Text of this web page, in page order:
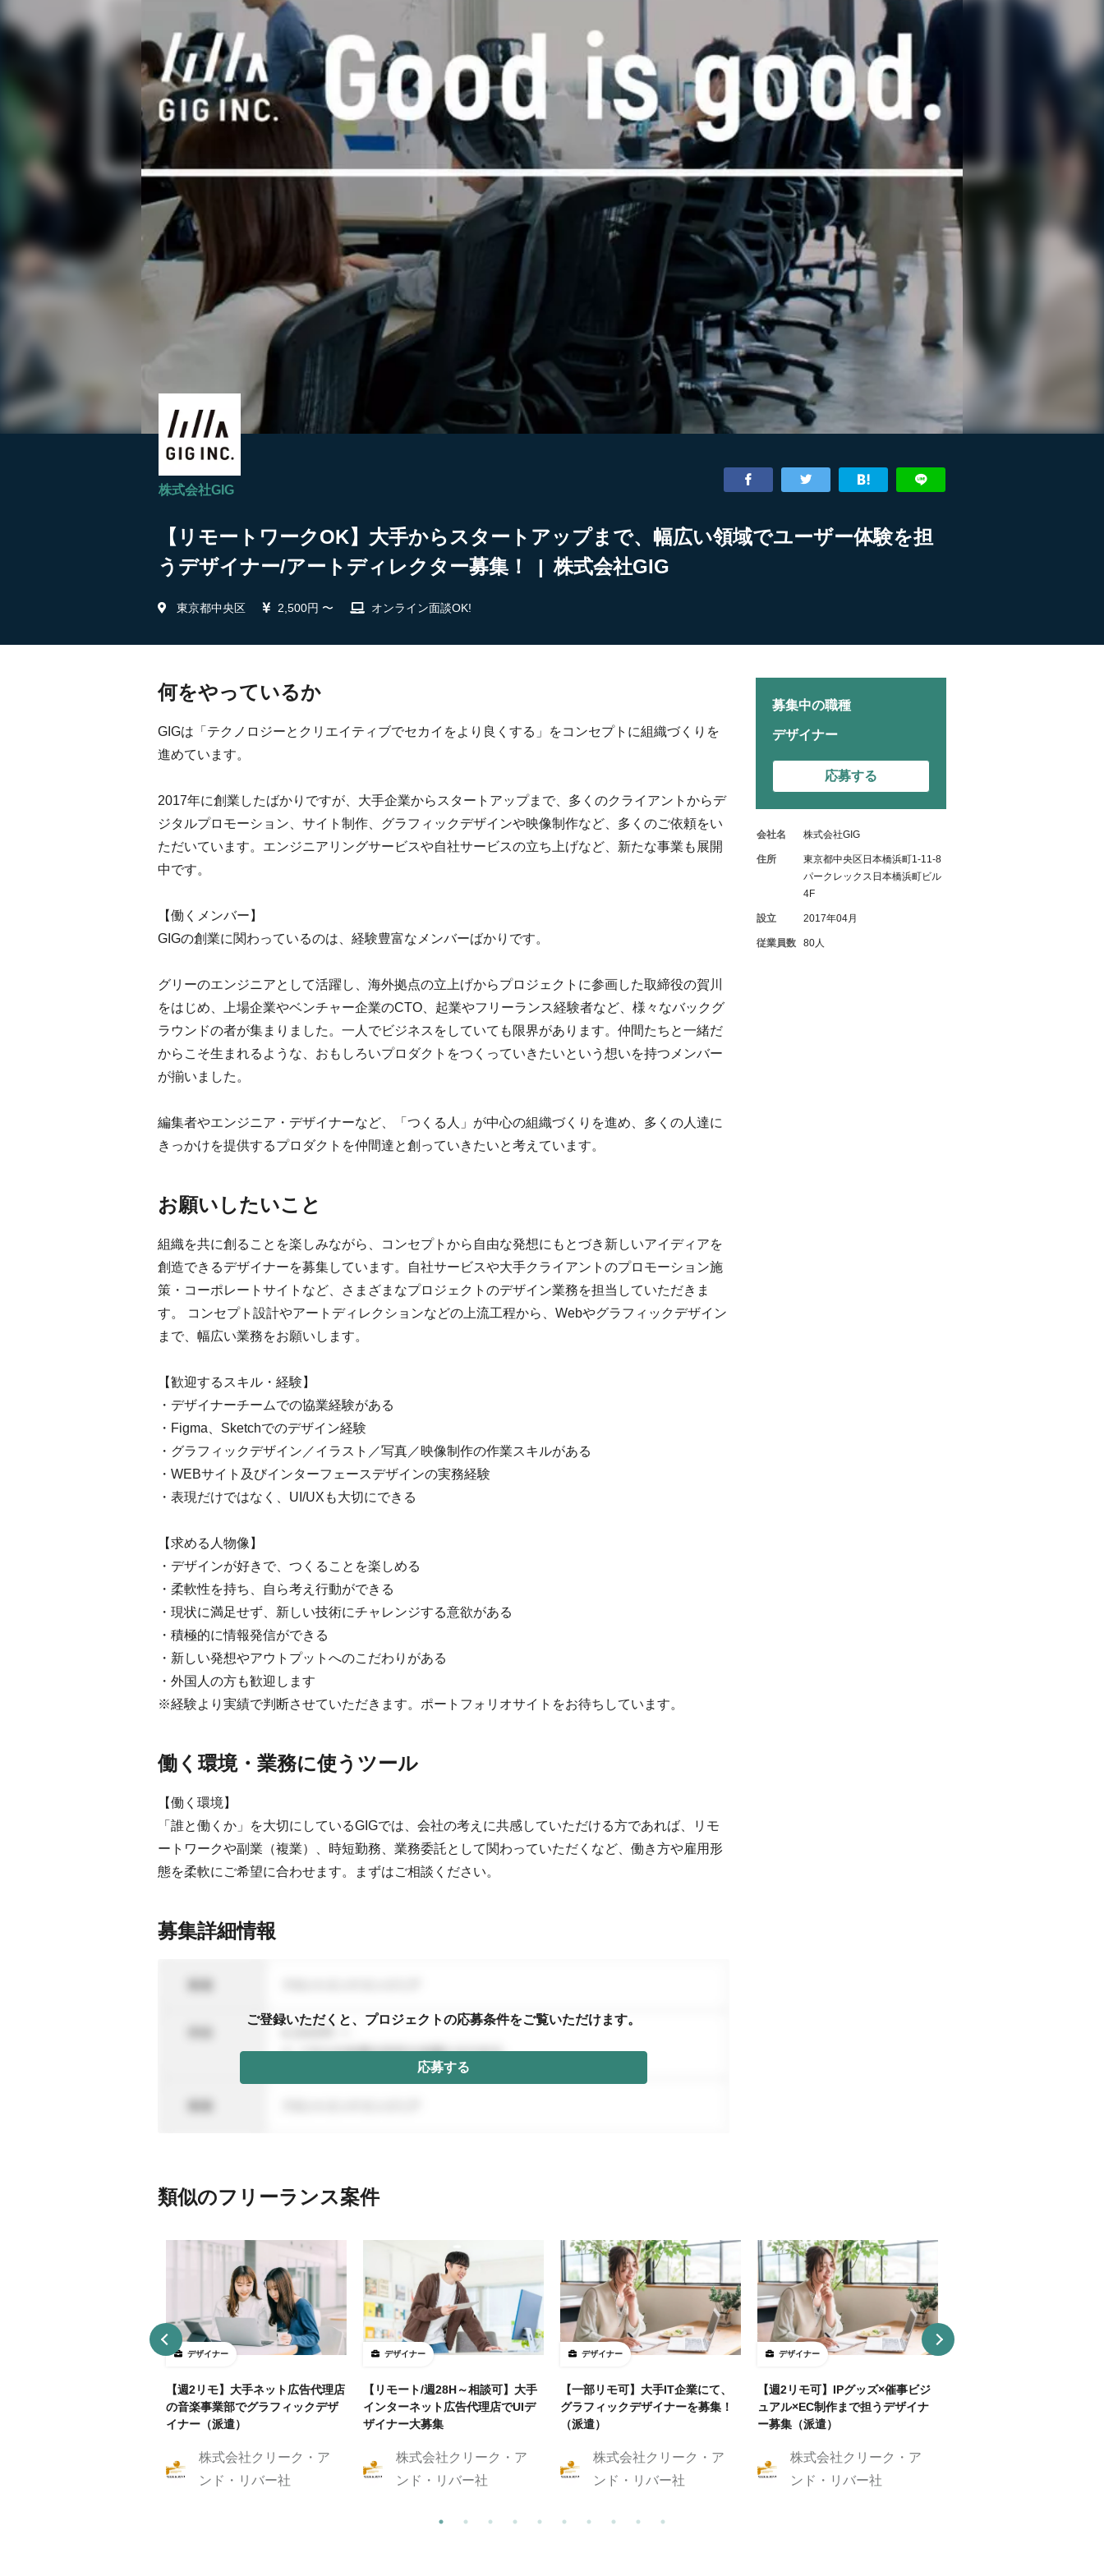
株式会社GIG
【リモートワークOK】大手からスタートアップまで、幅広い領域でユーザー体験を担
うデザイナー/アートディレクター募集！ | 株式会社GIG
東京都中央区 2,500円 〜 オンライン面談OK!
何をやっているか
GIGは「テクノロジーとクリエイティブでセカイをより良くする」をコンセプトに組織づくりを
進めています。
2017年に創業したばかりですが、大手企業からスタートアップまで、多くのクライアントからデ
ジタルプロモーション、サイト制作、グラフィックデザインや映像制作など、多くのご依頼をい
ただいています。エンジニアリングサービスや自社サービスの立ち上げなど、新たな事業も展開
中です。
【働くメンバー】
GIGの創業に関わっているのは、経験豊富なメンバーばかりです。
グリーのエンジニアとして活躍し、海外拠点の立上げからプロジェクトに参画した取締役の賀川
をはじめ、上場企業やベンチャー企業のCTO、起業やフリーランス経験者など、様々なバックグ
ラウンドの者が集まりました。一人でビジネスをしていても限界があります。仲間たちと一緒だ
からこそ生まれるような、おもしろいプロダクトをつくっていきたいという想いを持つメンバー
が揃いました。
編集者やエンジニア・デザイナーなど、「つくる人」が中心の組織づくりを進め、多くの人達に
きっかけを提供するプロダクトを仲間達と創っていきたいと考えています。
お願いしたいこと
組織を共に創ることを楽しみながら、コンセプトから自由な発想にもとづき新しいアイディアを
創造できるデザイナーを募集しています。自社サービスや大手クライアントのプロモーション施
策・コーポレートサイトなど、さまざまなプロジェクトのデザイン業務を担当していただきま
す。 コンセプト設計やアートディレクションなどの上流工程から、Webやグラフィックデザイン
まで、幅広い業務をお願いします。
【歓迎するスキル・経験】
・デザイナーチームでの協業経験がある
・Figma、Sketchでのデザイン経験
・グラフィックデザイン／イラスト／写真／映像制作の作業スキルがある
・WEBサイト及びインターフェースデザインの実務経験
・表現だけではなく、UI/UXも大切にできる
【求める人物像】
・デザインが好きで、つくることを楽しめる
・柔軟性を持ち、自ら考え行動ができる
・現状に満足せず、新しい技術にチャレンジする意欲がある
・積極的に情報発信ができる
・新しい発想やアウトプットへのこだわりがある
・外国人の方も歓迎します
※経験より実績で判断させていただきます。ポートフォリオサイトをお待ちしています。
働く環境・業務に使うツール
【働く環境】
「誰と働くか」を大切にしているGIGでは、会社の考えに共感していただける方であれば、リモ
ートワークや副業（複業）、時短勤務、業務委託として関わっていただくなど、働き方や雇用形
態を柔軟にご希望に合わせます。まずはご相談ください。
募集詳細情報
ご登録いただくと、プロジェクトの応募条件をご覧いただけます。
応募する
募集中の職種
デザイナー
応募する
会社名 株式会社GIG
住所
東京都中央区日本橋浜町1-11-8
パークレックス日本橋浜町ビル
4F
設立 2017年04月
従業員数 80人
類似のフリーランス案件
デザイナー
【週2リモ】大手ネット広告代理店
の音楽事業部でグラフィックデザ
イナー（派遣）
株式会社クリーク・ア
ンド・リバー社
デザイナー
【リモート/週28H～相談可】大手
インターネット広告代理店でUIデ
ザイナー大募集
株式会社クリーク・ア
ンド・リバー社
デザイナー
【一部リモ可】大手IT企業にて、
グラフィックデザイナーを募集！
（派遣）
株式会社クリーク・ア
ンド・リバー社
デザイナー
【週2リモ可】IPグッズ×催事ビジ
ュアル×EC制作まで担うデザイナ
ー募集（派遣）
株式会社クリーク・ア
ンド・リバー社